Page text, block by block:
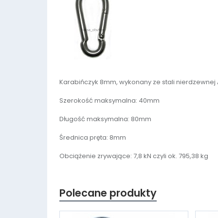
Karabińczyk 8mm, wykonany ze stali nierdzewnej
Szerokość maksymalna: 40mm
Długość maksymalna: 80mm
Średnica pręta: 8mm
Obciążenie zrywające: 7,8 kN czyli ok. 795,38 kg
Polecane produkty